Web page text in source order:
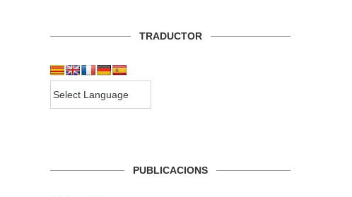
TRADUCTOR
PUBLICACIONS